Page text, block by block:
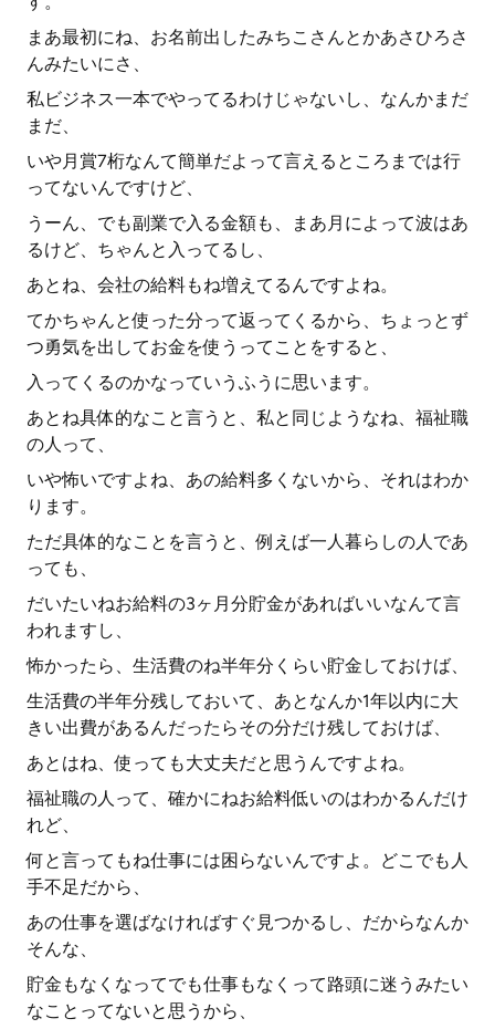
まあ最初にね、お名前出したみちこさんとかあさひろさ
んみたいにさ、
私ビジネス一本でやってるわけじゃないし、なんかまだ
まだ、
いや月賞7桁なんて簡単だよって言えるところまでは行
ってないんですけど、
うーん、でも副業で入る金額も、まあ月によって波はあ
るけど、ちゃんと入ってるし、
あとね、会社の給料もね増えてるんですよね。
てかちゃんと使った分って返ってくるから、ちょっとず
つ勇気を出してお金を使うってことをすると、
入ってくるのかなっていうふうに思います。
あとね具体的なこと言うと、私と同じようなね、福祉職
の人って、
いや怖いですよね、あの給料多くないから、それはわか
ります。
ただ具体的なことを言うと、例えば一人暮らしの人であ
っても、
だいたいねお給料の3ヶ月分貯金があればいいなんて言
われますし、
怖かったら、生活費のね半年分くらい貯金しておけば、
生活費の半年分残しておいて、あとなんか1年以内に大
きい出費があるんだったらその分だけ残しておけば、
あとはね、使っても大丈夫だと思うんですよね。
福祉職の人って、確かにねお給料低いのはわかるんだけ
れど、
何と言ってもね仕事には困らないんですよ。どこでも人
手不足だから、
あの仕事を選ばなければすぐ見つかるし、だからなんか
そんな、
貯金もなくなってでも仕事もなくって路頭に迷うみたい
なことってないと思うから、